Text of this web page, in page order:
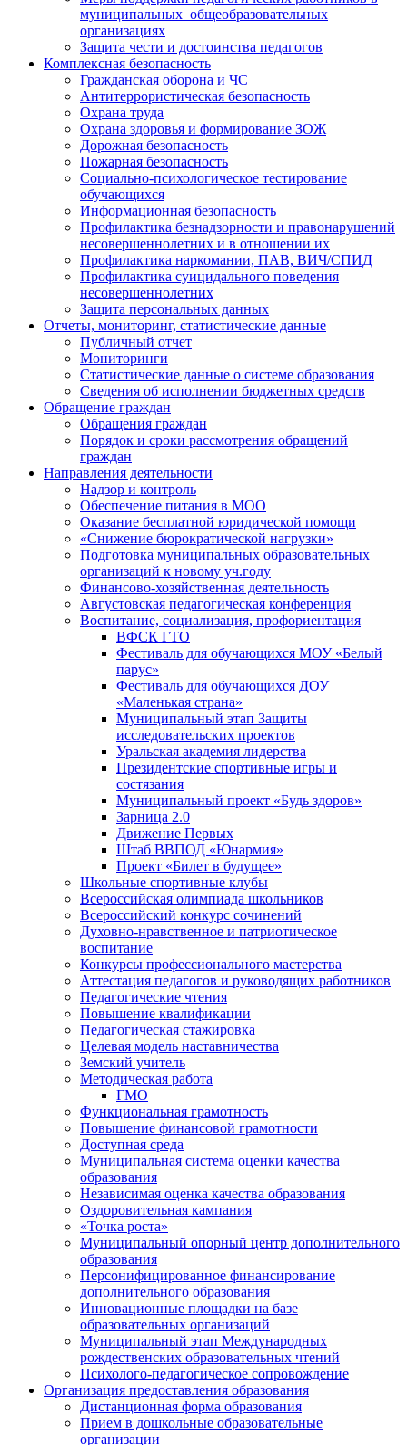
муниципальных общеобразовательных
организациях
Защита чести и достоинства педагогов
Комплексная безопасность
Гражданская оборона и ЧС
Антитеррористическая безопасность
Охрана труда
Охрана здоровья и формирование ЗОЖ
Дорожная безопасность
Пожарная безопасность
Социально-психологическое тестирование
обучающихся
Информационная безопасность
Профилактика безнадзорности и правонарушений
несовершеннолетних и в отношении их
Профилактика наркомании, ПАВ, ВИЧ/СПИД
Профилактика суицидального поведения
несовершеннолетних
Защита персональных данных
Отчеты, мониторинг, статистические данные
Публичный отчет
Мониторинги
Статистические данные о системе образования
Сведения об исполнении бюджетных средств
Обращение граждан
Обращения граждан
Порядок и сроки рассмотрения обращений
граждан
Направления деятельности
Надзор и контроль
Обеспечение питания в МОО
Оказание бесплатной юридической помощи
«Снижение бюрократической нагрузки»
Подготовка муниципальных образовательных
организаций к новому уч.году
Финансово-хозяйственная деятельность
Августовская педагогическая конференция
Воспитание, социализация, профориентация
ВФСК ГТО
Фестиваль для обучающихся МОУ «Белый
парус»
Фестиваль для обучающихся ДОУ
«Маленькая страна»
Муниципальный этап Защиты
исследовательских проектов
Уральская академия лидерства
Президентские спортивные игры и
состязания
Муниципальный проект «Будь здоров»
Зарница 2.0
Движение Первых
Штаб ВВПОД «Юнармия»
Проект «Билет в будущее»
Школьные спортивные клубы
Всероссийская олимпиада школьников
Всероссийский конкурс сочинений
Духовно-нравственное и патриотическое
воспитание
Конкурсы профессионального мастерства
Аттестация педагогов и руководящих работников
Педагогические чтения
Повышение квалификации
Педагогическая стажировка
Целевая модель наставничества
Земский учитель
Методическая работа
ГМО
Функциональная грамотность
Повышение финансовой грамотности
Доступная среда
Муниципальная система оценки качества
образования
Независимая оценка качества образования
Оздоровительная кампания
«Точка роста»
Муниципальный опорный центр дополнительного
образования
Персонифицированное финансирование
дополнительного образования
Инновационные площадки на базе
образовательных организаций
Муниципальный этап Международных
рождественских образовательных чтений
Психолого-педагогическое сопровождение
Организация предоставления образования
Дистанционная форма образования
Прием в дошкольные образовательные
организации